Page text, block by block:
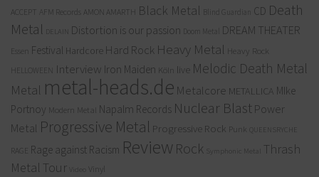
ACCEPT AFM Records AMON AMARTH Black Metal Blind Guardian CD Death
Metal
DELAIN Distortion is our passion Doom Metal DREAM THEATER
Essen Festival Hardcore Hard Rock Heavy Metal Heavy Rock
HELLOWEEN Interview Iron Maiden Köln live Melodic Death Metal
Metal metal-heads.de Metalcore METALLICA MIke
Portnoy Modern Metal Napalm Records Nuclear Blast Power
Metal Progressive Metal Progressive Rock Punk QUEENSRYCHE
RAGE Rage against Racism Review Rock Symphonic Metal
Thrash
Metal Tour Video Vinyl